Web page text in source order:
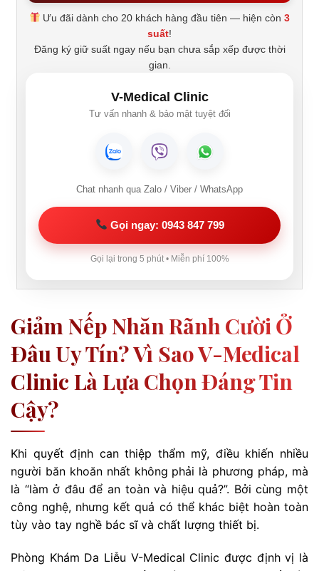
Ưu đãi dành cho 20 khách hàng đầu tiên — hiện còn3
suất!
Đăng ký giữ suất ngay nếu bạn chưa sắp xếp được thời
gian.
V-Medical Clinic
Tư vấn nhanh & bảo mật tuyệt đối
Chat nhanh qua Zalo / Viber / WhatsApp
Gọi ngay: 0943 847 799
Gọi lại trong 5 phút • Miễn phí 100%
Giảm Nếp Nhăn Rãnh Cười Ở
Đâu Uy Tín? Vì Sao V-Medical
Clinic Là Lựa Chọn Đáng Tin
Cậy?
Khi quyết định can thiệp thẩm mỹ, điều khiến nhiều
người băn khoăn nhất không phải là phương pháp, mà
là “làm ở đâu để an toàn và hiệu quả?”. Bởi cùng một
công nghệ, nhưng kết quả có thể khác biệt hoàn toàn
tùy vào tay nghề bác sĩ và chất lượng thiết bị.
Phòng Khám Da Liễu V-Medical Clinic được định vị là